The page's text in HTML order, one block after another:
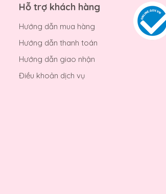
Hỗ trợ khách hàng
Hướng dẫn mua hàng
Hướng dẫn thanh toán
Hướng dẫn giao nhận
Điều khoản dịch vụ